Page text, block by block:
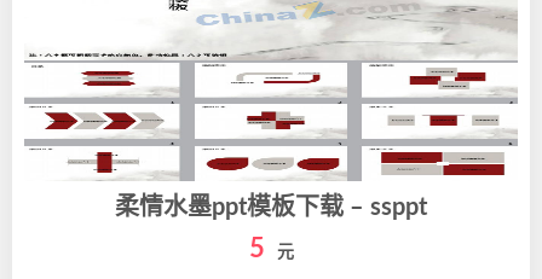
柔情水墨ppt模板下载 – ssppt
5 元